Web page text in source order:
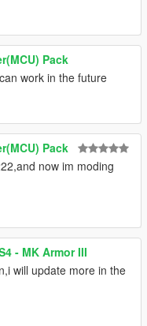
Pack
work in the future
Pack
now im moding
- MK Armor III
will update more in the